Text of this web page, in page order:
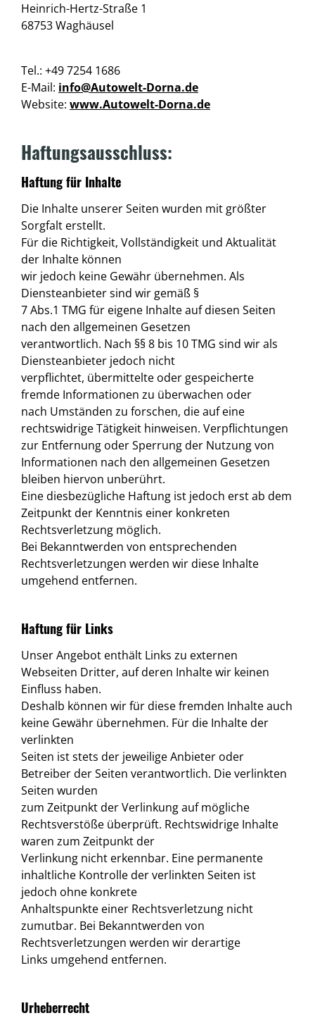
Heinrich-Hertz-Straße 1
68753 Waghäusel
Tel.: +49 7254 1686
E-Mail: info@Autowelt-Dorna.de
Website: www.Autowelt-Dorna.de
Haftungsausschluss:
Haftung für Inhalte
Die Inhalte unserer Seiten wurden mit größter
Sorgfalt erstellt.
Für die Richtigkeit, Vollständigkeit und Aktualität
der Inhalte können
wir jedoch keine Gewähr übernehmen. Als
Diensteanbieter sind wir gemäß §
7 Abs.1 TMG für eigene Inhalte auf diesen Seiten
nach den allgemeinen Gesetzen
verantwortlich. Nach §§ 8 bis 10 TMG sind wir als
Diensteanbieter jedoch nicht
verpflichtet, übermittelte oder gespeicherte
fremde Informationen zu überwachen oder
nach Umständen zu forschen, die auf eine
rechtswidrige Tätigkeit hinweisen. Verpflichtungen
zur Entfernung oder Sperrung der Nutzung von
Informationen nach den allgemeinen Gesetzen
bleiben hiervon unberührt.
Eine diesbezügliche Haftung ist jedoch erst ab dem
Zeitpunkt der Kenntnis einer konkreten
Rechtsverletzung möglich.
Bei Bekanntwerden von entsprechenden
Rechtsverletzungen werden wir diese Inhalte
umgehend entfernen.
Haftung für Links
Unser Angebot enthält Links zu externen
Webseiten Dritter, auf deren Inhalte wir keinen
Einfluss haben.
Deshalb können wir für diese fremden Inhalte auch
keine Gewähr übernehmen. Für die Inhalte der
verlinkten
Seiten ist stets der jeweilige Anbieter oder
Betreiber der Seiten verantwortlich. Die verlinkten
Seiten wurden
zum Zeitpunkt der Verlinkung auf mögliche
Rechtsverstöße überprüft. Rechtswidrige Inhalte
waren zum Zeitpunkt der
Verlinkung nicht erkennbar. Eine permanente
inhaltliche Kontrolle der verlinkten Seiten ist
jedoch ohne konkrete
Anhaltspunkte einer Rechtsverletzung nicht
zumutbar. Bei Bekanntwerden von
Rechtsverletzungen werden wir derartige
Links umgehend entfernen.
Urheberrecht